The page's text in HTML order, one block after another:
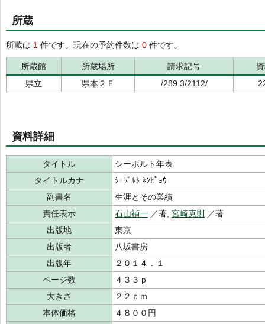
所蔵
所蔵は 1 件です。現在の予約件数は 0 件です。
所蔵館 所蔵場所 請求記号
県立
県本２Ｆ /289.3/2112/
資料詳細
タイトル
シーボルト年表
タイトルカナ
ｼｰﾎﾞﾙﾄ ﾈﾝﾋﾟｮｳ
副書名
生涯とその業績
責任表示
石山禎一 ／著, 宮崎克則
／著
出版地
東京
出版者
八坂書房
出版年
２０１４．１
ページ数
４３３ｐ
大きさ
２２ｃｍ
本体価格
４８００円